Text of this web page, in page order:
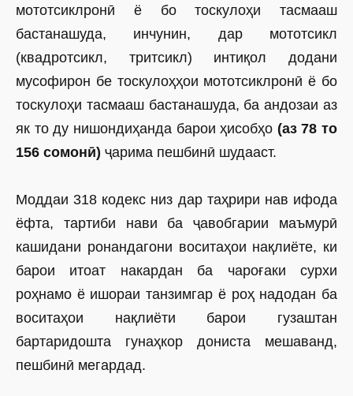
мототсиклронӣ ё бо тоскулоҳи тас­мааш
бастанашуда, инчунин, дар мототсикл
(квадротсикл, тритсикл) интиқол додани
мусофирон бе тос­кулоҳҳои мототсиклронӣ ё бо
тос­кулоҳи тасмааш бастанашуда, ба андозаи аз
як то ду нишондиҳанда барои ҳисобҳо (аз 78 то
156 сомонӣ) ҷарима пешбинӣ шудааст.
Моддаи 318 кодекс низ дар таҳрири нав ифода
ёфта, тартиби нави ба ҷавобгарии маъмурӣ
кашидани ронандагони воситаҳои нақлиёте, ки
барои итоат накардан ба чароғаки сурхи
роҳнамо ё ишораи танзимгар ё роҳ надодан ба
воситаҳои нақлиёти барои гузаштан
бартаридошта гунаҳкор дониста мешаванд,
пешбинӣ мегардад.